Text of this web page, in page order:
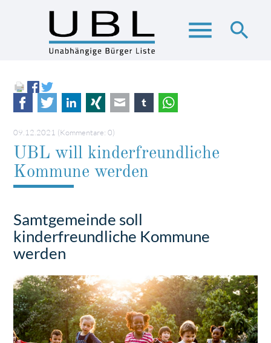
menu search
Suchbegriffe
FacebookTwitter LinkedInXing E-mail tumblr
09.12.2021 (Kommentare: 0)
UBL will kinderfreundliche
Kommune werden
Samtgemeinde soll
kinderfreundliche Kommune
werden